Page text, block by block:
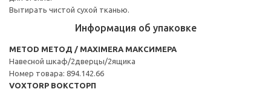
Вытирать чистой сухой тканью.
Информация об упаковке
METOD МЕТОД / MAXIMERA МАКСИМЕРА
Навесной шкаф/2дверцы/2ящика
Номер товара: 894.142.66
VOXTORP ВОКСТОРП